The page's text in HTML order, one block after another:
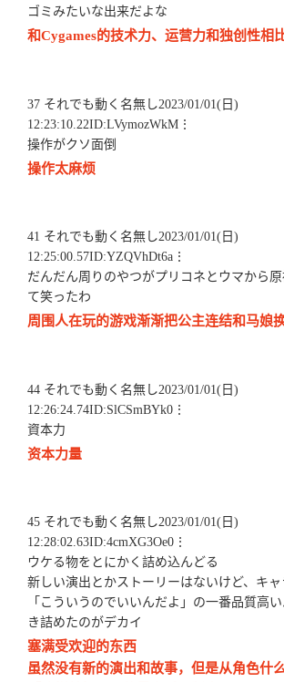
ゴミみたいな出来だよな
和Cygames的技术力、运营力和独创性相
37 それでも動く名無し2023/01/01(日)
12:23:10.22ID:LVymozWkM⋮
操作がクソ面倒
操作太麻烦
41 それでも動く名無し2023/01/01(日)
12:25:00.57ID:YZQVhDt6a⋮
だんだん周りのやつがプリコネとウマから
て笑ったわ
周围人在玩的游戏渐渐把公主连结和马娘
44 それでも動く名無し2023/01/01(日)
12:26:24.74ID:SlCSmBYk0⋮
資本力
资本力量
45 それでも動く名無し2023/01/01(日)
12:28:02.63ID:4cmXG3Oe0⋮
ウケる物をとにかく詰め込んどる
新しい演出とかストーリーはないけど、キ
「こういうのでいいんだよ」の一番品質高
き詰めたのがデカイ
塞满受欢迎的东西
虽然没有新的演出和故事，但是从角色什